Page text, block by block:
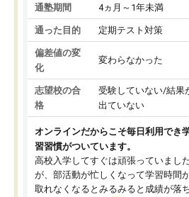
通塾期間 4ヵ月～1年未満
通った目的 定期テスト対策
偏差値の変
化
変わらなかった
志望校の合
格
受験していない/結果
出ていない
オンラインだからこそ毎日利用でき
習習慣がついています。
高校入学してすぐは頑張っていまし
が、部活動が忙しくなって学習時間
取れなくなるとみるみると成績が落